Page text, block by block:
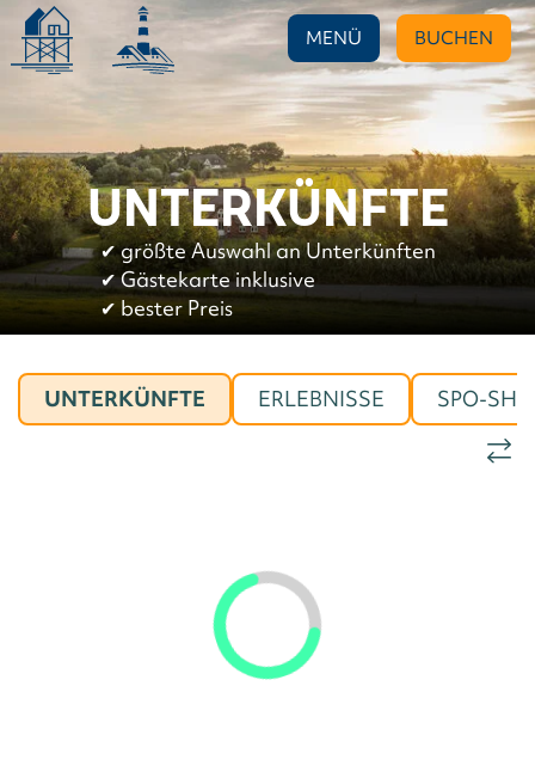
MENÜ BUCHEN
UNTERKÜNFTE
✔︎größte Auswahl an Unterkünften
✔︎Gästekarte inklusive
✔︎ bester Preis
UNTERKÜNFTE ERLEBNISSE SPO-